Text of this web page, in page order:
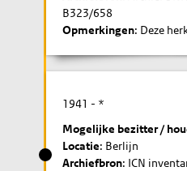
B323/658
Opmerkingen: Deze
1941 - *
Mogelijke bezitter /
Locatie: Berlijn
Archiefbron: ICN